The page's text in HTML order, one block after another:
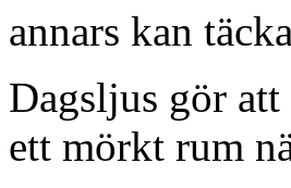
annars kan
Dagsljus gör
ett mörkt rum